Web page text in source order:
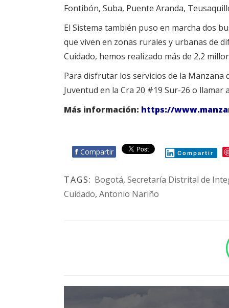
Fontibón, Suba, Puente Aranda,
El Sistema también puso en marcha dos
que viven en zonas rurales y urbanas de
Cuidado, hemos realizado más de 2,2
Para disfrutar los servicios de la Manzana
Juventud en la Cra 20 #19 Sur-26 o llamar
Más información: https://
f Compartir Compartir
TAGS: Bogotá, Secretaría Distrital de
Cuidado, Antonio Nariño